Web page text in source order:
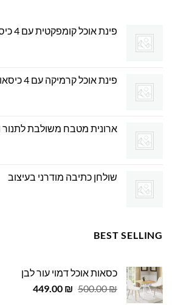
פינת אוכל קומפקטית עם 4 כיסאות מרופדים
פינת אוכל קרמיקה עם 4 כיסאות
ארונית מטבח משולבת לתנור
שולחן כתיבה מודרני בעיצוב
BEST SELLING
כסאות אוכל דמוי עור לבן
500.00₪
המחיר
449.00 ₪
המחיר